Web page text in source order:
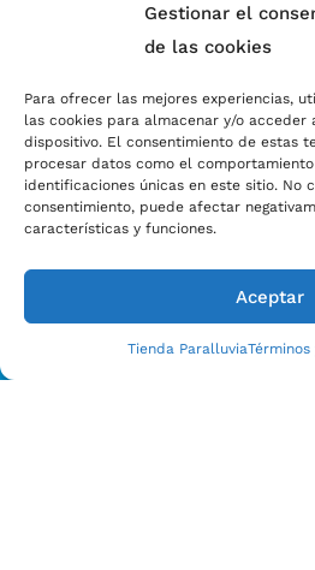
Gestionar el
de las cookies
Para ofrecer las mejores experiencias,
las cookies para almacenar y/o acceder
dispositivo. El consentimiento de estas
procesar datos como el
identificaciones únicas en este sitio. No
consentimiento, puede afectar
características y funciones.
Aceptar
Tienda ParalluviaTérminos